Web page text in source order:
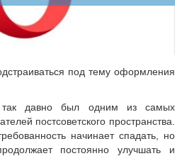
под тему оформления
давно был одним из самых
постсоветского пространства.
начинает спадать, но
постоянно улучшать и